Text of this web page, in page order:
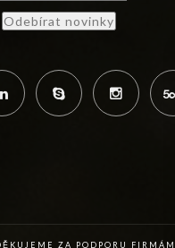
ZA PODPORU FIRMÁM